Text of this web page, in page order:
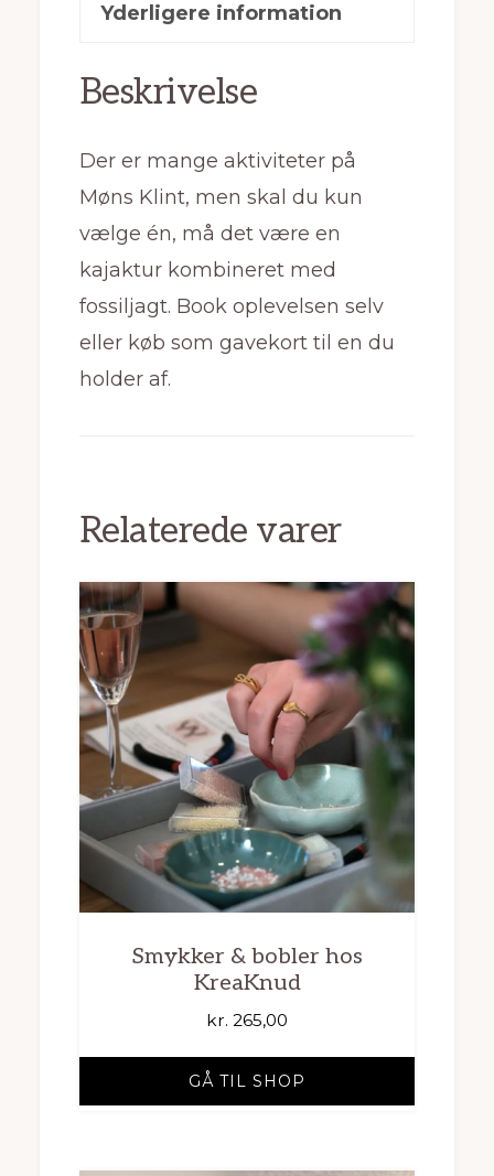
Yderligere information
Beskrivelse
Der er mange aktiviteter på
Møns Klint, men skal du kun
vælge én, må det være en
kajaktur kombineret med
fossiljagt. Book oplevelsen selv
eller køb som gavekort til en du
holder af.
Relaterede varer
Smykker & bobler hos
KreaKnud
kr. 265,00
GÅ TIL SHOP